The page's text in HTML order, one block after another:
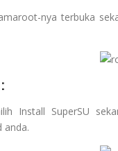
nya terbuka
Install SuperSU
anda.